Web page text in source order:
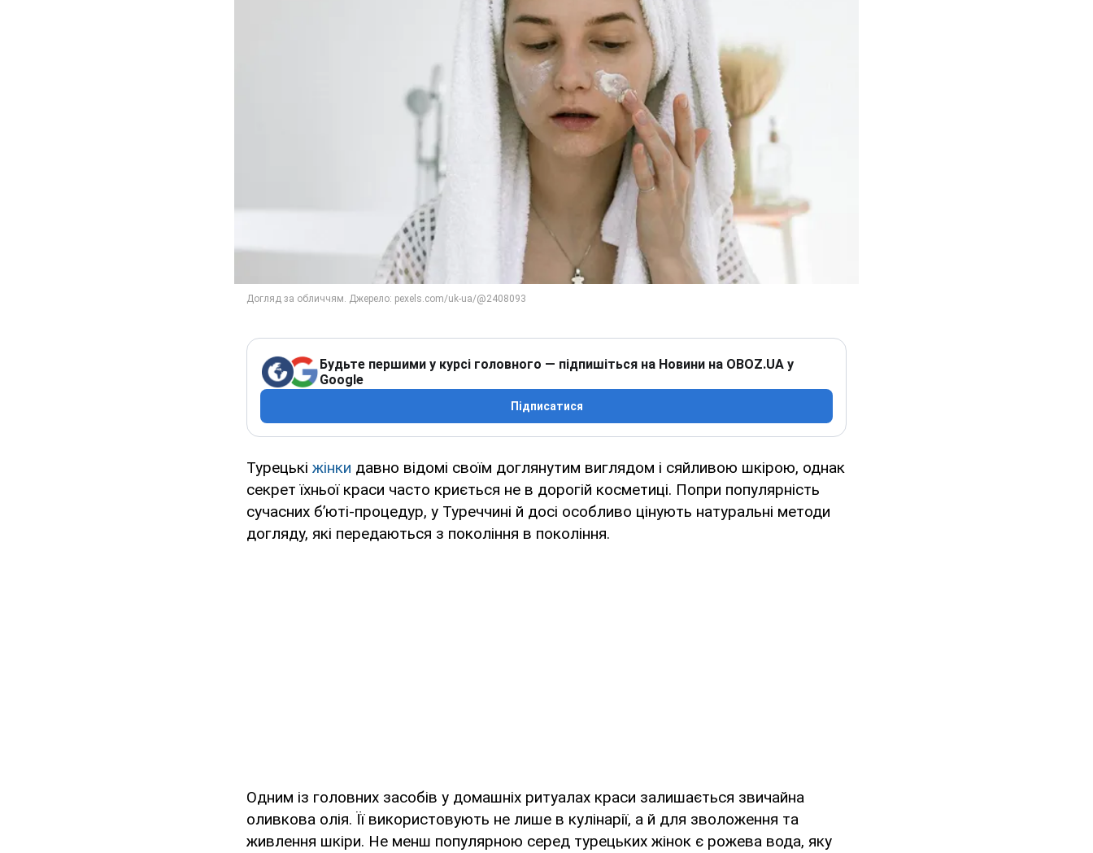
Будьте першими у курсі головного — підпишіться на Новини на OBOZ.UA у
Google
Підписатися
Турецькі жінки давно відомі своїм доглянутим виглядом і сяйливою шкірою, однак
секрет їхньої краси часто криється не в дорогій косметиці. Попри популярність
сучасних б’юті-процедур, у Туреччині й досі особливо цінують натуральні методи
догляду, які передаються з покоління в покоління.
Одним із головних засобів у домашніх ритуалах краси залишається звичайна
оливкова олія. Її використовують не лише в кулінарії, а й для зволоження та
живлення шкіри. Не менш популярною серед турецьких жінок є рожева вода, яку